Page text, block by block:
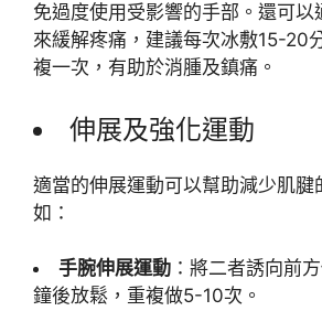
免過度使用受影響的手部。還可以
來緩解疼痛，建議每次冰敷15-20
複一次，有助於消腫及鎮痛。
伸展及強化運動
適當的伸展運動可以幫助減少肌腱
如：
手腕伸展運動 ：將二者誘向前
鐘後放鬆，重複做5-10次。